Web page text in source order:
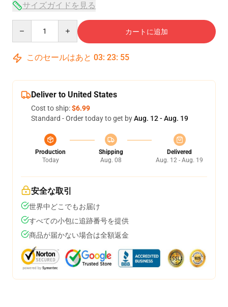
サイズガイドを見る
カートに追加
このセールはあと 03: 23: 54
Deliver to United States
Cost to ship:$6.99
Standard - Order today to get byAug. 12 - Aug. 19
Production
Today
Shipping
Aug. 08
Delivered
Aug. 12 - Aug. 19
安全な取引
世界中どこでもお届け
すべての小包に追跡番号を提供
商品が届かない場合は全額返金